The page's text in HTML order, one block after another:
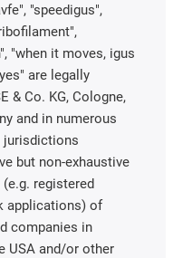
"speedigus",
"when it moves, igus
are legally
& Co. KG, Cologne,
and in numerous
jurisdictions
but non-exhaustive
registered
applications) of
companies in
USA and/or other